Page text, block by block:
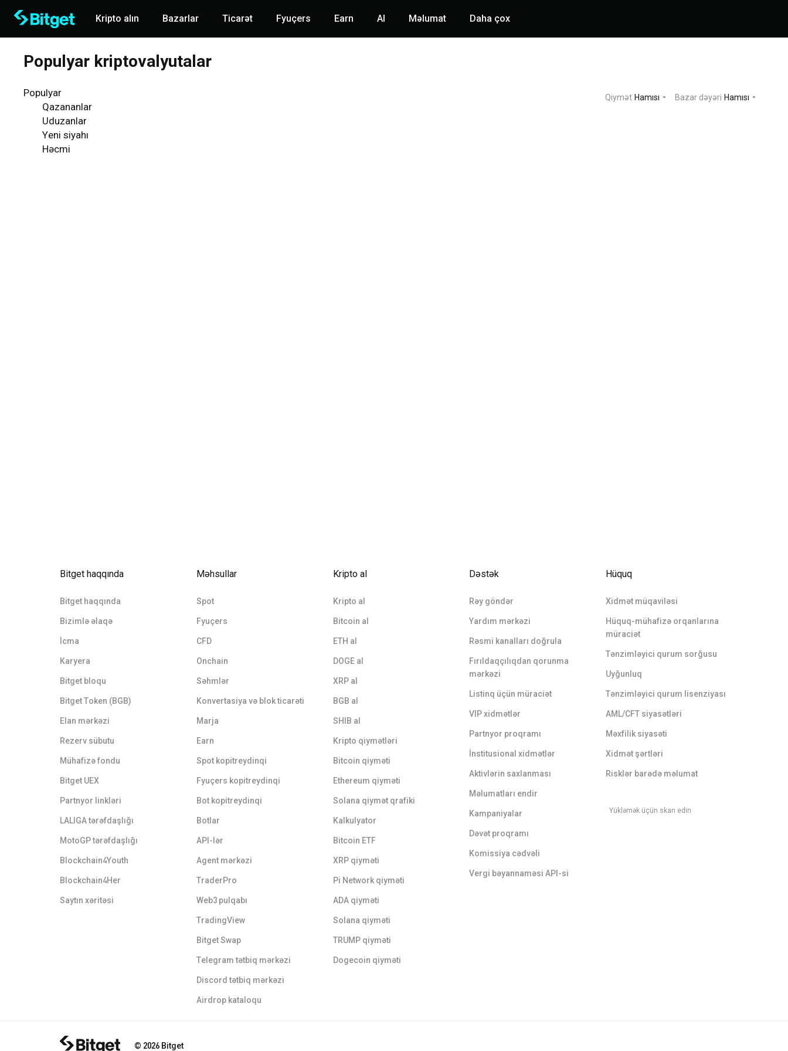
Kripto alın Bazarlar Ticarət Fyuçers Earn AI Məlumat Daha çox
Populyar kriptovalyutalar
Populyar
Qazananlar
Uduzanlar
Yeni siyahı
Həcmi
Qiymət Hamısı Bazar dəyəri Hamısı
Bitget haqqında
Bitget haqqında
Bizimlə əlaqə
İcma
Karyera
Bitget bloqu
Bitget Token (BGB)
Elan mərkəzi
Rezerv sübutu
Mühafizə fondu
Bitget UEX
Partnyor linkləri
LALIGA tərəfdaşlığı
MotoGP tərəfdaşlığı
Blockchain4Youth
Blockchain4Her
Saytın xəritəsi
Məhsullar
Spot
Fyuçers
CFD
Onchain
Səhmlər
Konvertasiya və blok ticarəti
Marja
Earn
Spot kopitreydinqi
Fyuçers kopitreydinqi
Bot kopitreydinqi
Botlar
API-lər
Agent mərkəzi
TraderPro
Web3 pulqabı
TradingView
Bitget Swap
Telegram tətbiq mərkəzi
Discord tətbiq mərkəzi
Airdrop kataloqu
Kripto al
Kripto al
Bitcoin al
ETH al
DOGE al
XRP al
BGB al
SHIB al
Kripto qiymətləri
Bitcoin qiyməti
Ethereum qiyməti
Solana qiymət qrafiki
Kalkulyator
Bitcoin ETF
XRP qiyməti
Pi Network qiyməti
ADA qiyməti
Solana qiyməti
TRUMP qiyməti
Dogecoin qiyməti
Dəstək
Rəy göndər
Yardım mərkəzi
Rəsmi kanalları doğrula
Fırıldaqçılıqdan qorunma
mərkəzi
Listinq üçün müraciət
VIP xidmətlər
Partnyor proqramı
İnstitusional xidmətlər
Aktivlərin saxlanması
Məlumatları endir
Kampaniyalar
Dəvət proqramı
Komissiya cədvəli
Vergi bəyannaməsi API-si
Hüquq
Xidmət müqaviləsi
Hüquq-mühafizə orqanlarına
müraciət
Tənzimləyici qurum sorğusu
Uyğunluq
Tənzimləyici qurum lisenziyası
AML/CFT siyasətləri
Məxfilik siyasəti
Xidmət şərtləri
Risklər barədə məlumat
Yükləmək üçün skan edin
© 2026 Bitget